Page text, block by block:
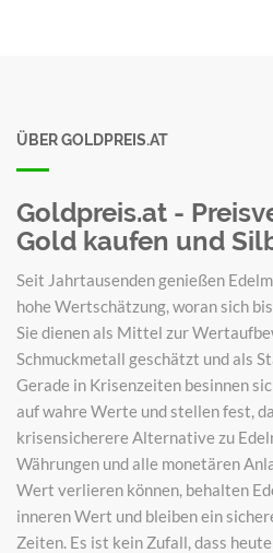
ÜBER GOLDPREIS.AT
Goldpreis.at -
Gold kaufen und
Seit Jahrtausenden genießen
hohe Wertschätzung, woran sich
Sie dienen als Mittel zur
Schmuckmetall geschätzt und als
Gerade in Krisenzeiten besinnen
auf wahre Werte und stellen fest,
krisensicherere Alternative zu
Währungen und alle monetären
Wert verlieren können, behalten
inneren Wert und bleiben ein
Zeiten. Es ist kein Zufall, dass